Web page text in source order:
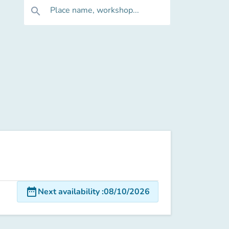
search Place name, workshop...
date_rangeNext availability:08/10/2026